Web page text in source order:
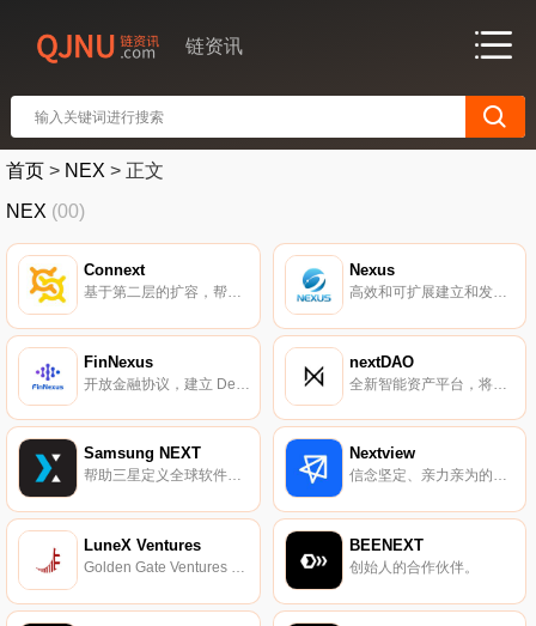
链资讯
首页 > NEX > 正文
NEX (00)
Connext
基于第二层的扩容，帮助以太坊项目快速交易。
Nexus
高效和可扩展建立和发展自己专属数据库。
FinNexus nextDAO
Samsung NEXT
帮助三星定义全球软件与服务的未来。
Nextview
信念坚定、亲力亲为的种子轮投资机构。
LuneX Ventures
Golden Gate Ventures 专属的加密与区块链投资基金。
BEENEXT
创始人的合作伙伴。